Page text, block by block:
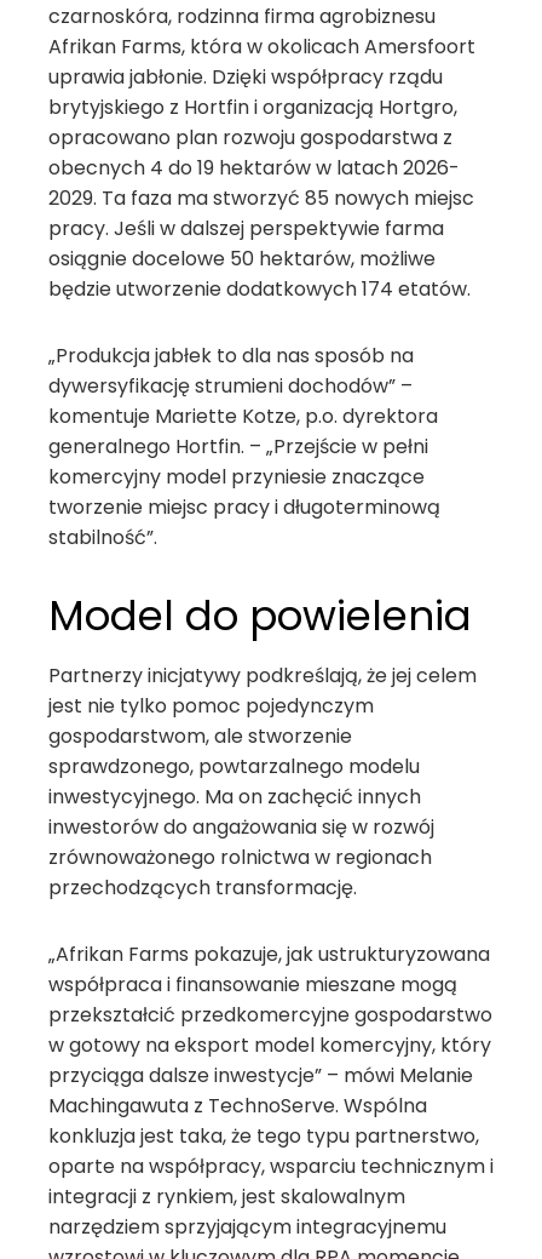
czarnoskóra, rodzinna firma agrobiznesu
Afrikan Farms, która w okolicach Amersfoort
uprawia jabłonie. Dzięki współpracy rządu
brytyjskiego z Hortfin i organizacją Hortgro,
opracowano plan rozwoju gospodarstwa z
obecnych 4 do 19 hektarów w latach 2026-
2029. Ta faza ma stworzyć 85 nowych miejsc
pracy. Jeśli w dalszej perspektywie farma
osiągnie docelowe 50 hektarów, możliwe
będzie utworzenie dodatkowych 174 etatów.
„Produkcja jabłek to dla nas sposób na
dywersyfikację strumieni dochodów” –
komentuje Mariette Kotze, p.o. dyrektora
generalnego Hortfin. – „Przejście w pełni
komercyjny model przyniesie znaczące
tworzenie miejsc pracy i długoterminową
stabilność”.
Model do powielenia
Partnerzy inicjatywy podkreślają, że jej celem
jest nie tylko pomoc pojedynczym
gospodarstwom, ale stworzenie
sprawdzonego, powtarzalnego modelu
inwestycyjnego. Ma on zachęcić innych
inwestorów do angażowania się w rozwój
zrównoważonego rolnictwa w regionach
przechodzących transformację.
„Afrikan Farms pokazuje, jak ustrukturyzowana
współpraca i finansowanie mieszane mogą
przekształcić przedkomercyjne gospodarstwo
w gotowy na eksport model komercyjny, który
przyciąga dalsze inwestycje” – mówi Melanie
Machingawuta z TechnoServe. Wspólna
konkluzja jest taka, że tego typu partnerstwo,
oparte na współpracy, wsparciu technicznym i
integracji z rynkiem, jest skalowalnym
narzędziem sprzyjającym integracyjnemu